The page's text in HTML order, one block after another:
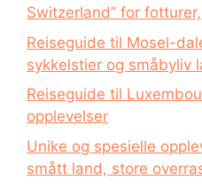
Switzerland” for
Reiseguide til Mosel-
sykkelstier og småbyliv
Reiseguide til
opplevelser
Unike og spesielle
smått land, store